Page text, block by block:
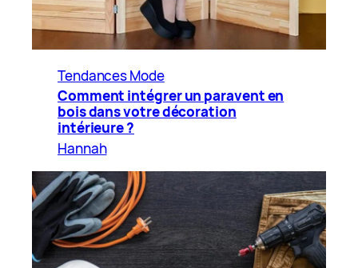
Tendances Mode
Comment intégrer un paravent en
bois dans votre décoration
intérieure ?
Hannah